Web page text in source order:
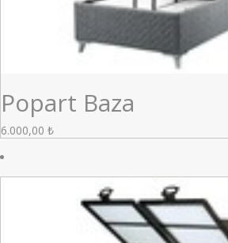
Popart Baza
6.000,00 ₺